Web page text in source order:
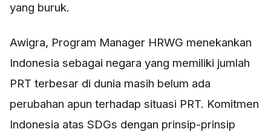
yang buruk.
Awigra, Program Manager HRWG menekankan
Indonesia sebagai negara yang memiliki jumlah
PRT terbesar di dunia masih belum ada
perubahan apun terhadap situasi PRT. Komitmen
Indonesia atas SDGs dengan prinsip-prinsip